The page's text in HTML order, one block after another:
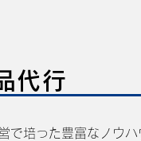
代行
で培った豊富なノウ